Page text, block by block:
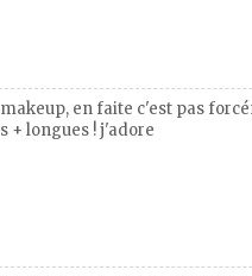
en faite c'est pas
+ longues ! j'adore